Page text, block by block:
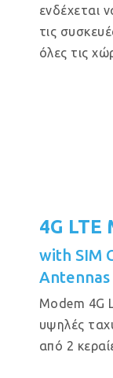
ενδέχεται
τις
όλες τις
4G LTE
with SIM
Antennas
Modem 4G
υψηλές
από 2